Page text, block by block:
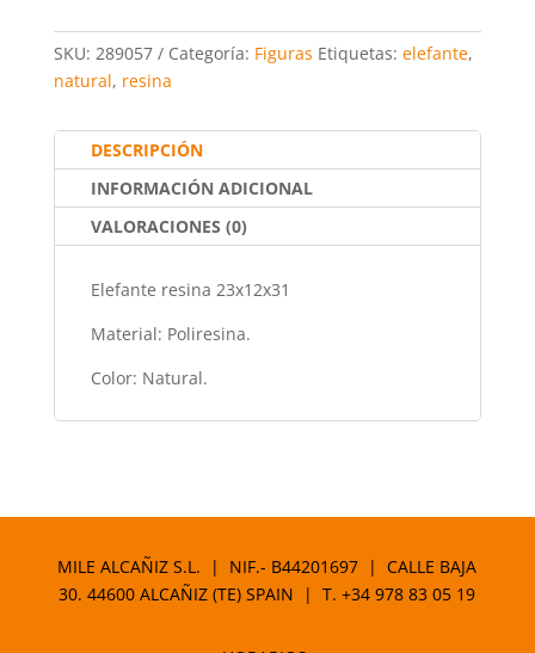
c
e
b
o
o
k
itt
er
ai at
A
p
p
er
st
m
ar
tir
SKU: 289057 Categoría: Figuras Etiquetas: elefante,
natural, resina
DESCRIPCIÓN
INFORMACIÓN ADICIONAL
VALORACIONES (0)
Elefante resina 23x12x31
Material: Poliresina.
Color: Natural.
MILE ALCAÑIZ S.L. | NIF.- B44201697 | CALLE BAJA
30. 44600 ALCAÑIZ (TE) SPAIN | T.+34 978 83 05 19